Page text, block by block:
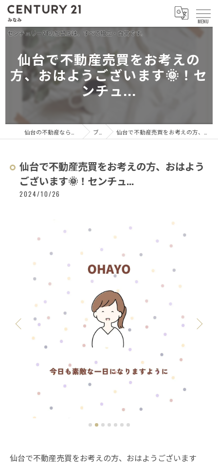
仙台で不動産売買をお考えの
方、おはようございます🌞！セ
ンチュ...
ブログ 仙台で不動産売買をお考えの方、おはようございます🌞！センチュ...
仙台で不動産売買をお考えの方、おはよう
ございます🌞！センチュ...
2024/10/26
仙台で不動産売買をお考えの方、おはようございます